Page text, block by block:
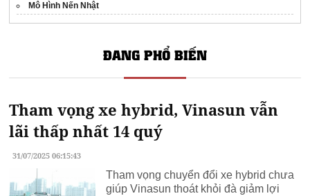
Mô Hình Nến Nhật
ĐANG PHỔ BIẾN
Tham vọng xe hybrid, Vinasun vẫn
lãi thấp nhất 14 quý
31/07/2025 06:15:43
Tham vọng chuyển đổi xe hybrid chưa
giúp Vinasun thoát khỏi đà giảm lợi